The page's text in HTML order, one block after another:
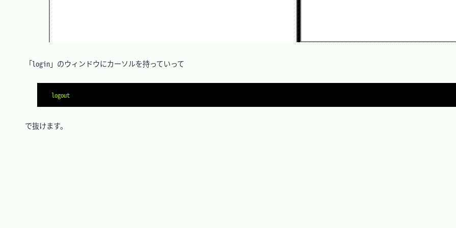
「login」のウィンドウにカーソルを持っていって
logout
で抜けます。